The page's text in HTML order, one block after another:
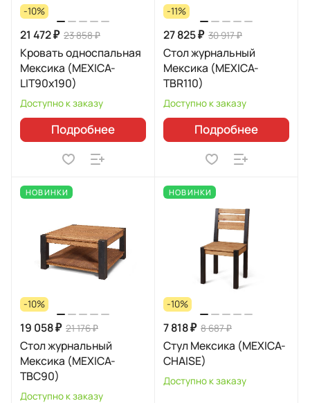
-10%
21 472 ₽ 23 858 ₽
Кровать односпальная
Мексика (MEXICA-
LIT90х190)
Доступно к заказу
Подробнее
-11%
27 825 ₽ 30 917 ₽
Стол журнальный
Мексика (MEXICA-
TBR110)
Доступно к заказу
Подробнее
НОВИНКИ
-10%
19 058 ₽ 21 176 ₽
Стол журнальный
Мексика (MEXICA-
TBC90)
Доступно к заказу
НОВИНКИ
-10%
7 818 ₽ 8 687 ₽
Стул Мексика (MEXICA-
CHAISE)
Доступно к заказу